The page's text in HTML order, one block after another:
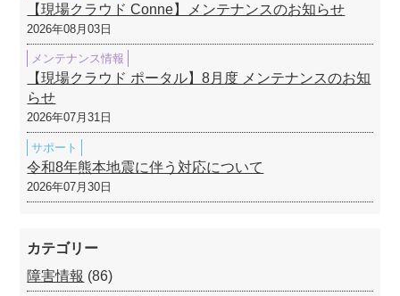
【現場クラウド Conne】メンテナンスのお知らせ
2026年08月03日
メンテナンス情報
【現場クラウド ポータル】8月度 メンテナンスのお知
らせ
2026年07月31日
サポート
令和8年熊本地震に伴う対応について
2026年07月30日
カテゴリー
障害情報 (86)